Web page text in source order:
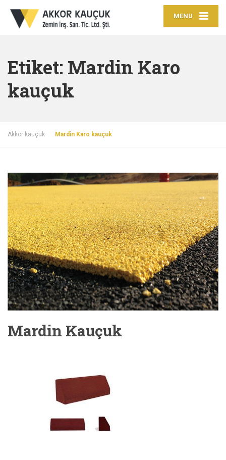
MENU
Etiket: Mardin Karo
kauçuk
Akkor kauçuk Mardin Karo kauçuk
Mardin Kauçuk